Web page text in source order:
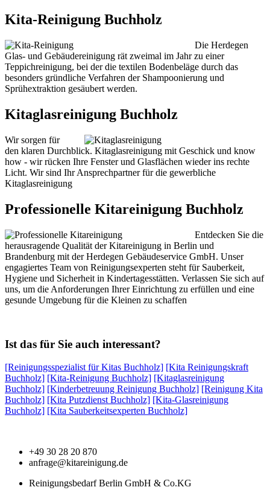
Kita-Reinigung Buchholz
Die Herdegen
Glas- und Gebäudereinigung rät zweimal im Jahr zu einer
Teppichreinigung, bei der die textilen Bodenbeläge durch das
besonders gründliche Verfahren der Shampoonierung und
Sprühextraktion gesäubert werden.
Kitaglasreinigung Buchholz
Wir sorgen für
den klaren Durchblick. Kitaglasreinigung mit Geschick und know
how - wir rücken Ihre Fenster und Glasflächen wieder ins rechte
Licht. Wir sind Ihr Ansprechpartner für die gewerbliche
Kitaglasreinigung
Professionelle Kitareinigung Buchholz
Entdecken Sie die
herausragende Qualität der Kitareinigung in Berlin und
Brandenburg mit der Herdegen Gebäudeservice GmbH. Unser
engagiertes Team von Reinigungsexperten steht für Sauberkeit,
Hygiene und Sicherheit in Kindertagesstätten. Verlassen Sie sich auf
uns, um die Anforderungen Ihrer Einrichtung zu erfüllen und eine
gesunde Umgebung für die Kleinen zu schaffen
Ist das für Sie auch interessant?
[Reinigungsspezialist für Kitas Buchholz] [Kita Reinigungskraft
Buchholz] [Kita-Reinigung Buchholz] [Kitaglasreinigung
Buchholz] [Kinderbetreuung Reinigung Buchholz] [Reinigung Kita
Buchholz] [Kita Putzdienst Buchholz] [Kita-Glasreinigung
Buchholz] [Kita Sauberkeitsexperten Buchholz]
+49 30 28 20 870
anfrage@kitareinigung.de
Reinigungsbedarf Berlin GmbH & Co.KG